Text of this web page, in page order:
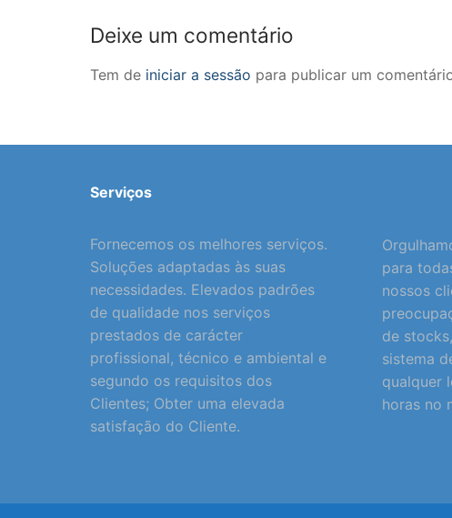
Deixe um comentário
Tem de iniciar a sessão para publicar um
Serviços
Fornecemos os melhores serviços.
Soluções adaptadas às suas
necessidades. Elevados padrões
de qualidade nos serviços
prestados de carácter
profissional, técnico e ambiental e
segundo os requisitos dos
Clientes; Obter uma elevada
satisfação do Cliente.
para
nossos
de
sistema
qualquer
horas no